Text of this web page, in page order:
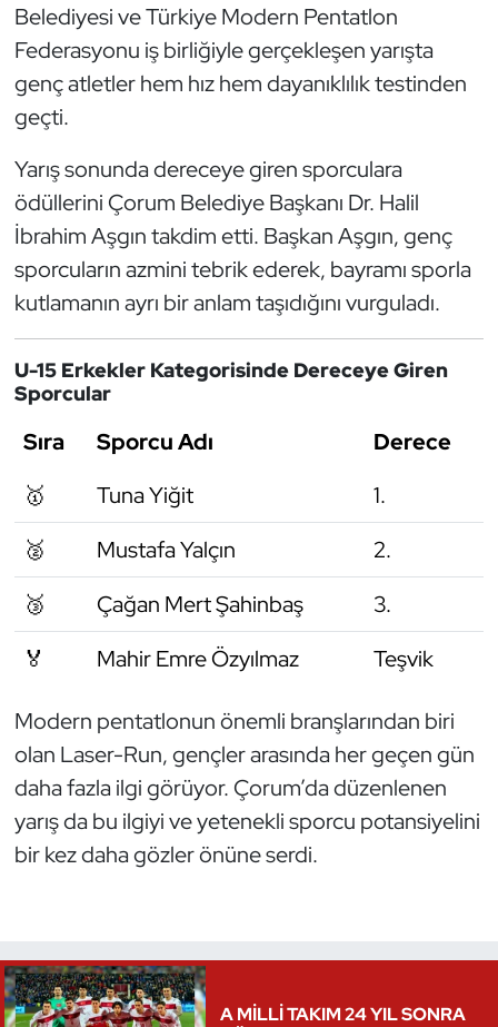
Belediyesi ve Türkiye Modern Pentatlon
Federasyonu iş birliğiyle gerçekleşen yarışta
genç atletler hem hız hem dayanıklılık testinden
geçti.
Yarış sonunda dereceye giren sporculara
ödüllerini Çorum Belediye Başkanı Dr. Halil
İbrahim Aşgın takdim etti. Başkan Aşgın, genç
sporcuların azmini tebrik ederek, bayramı sporla
kutlamanın ayrı bir anlam taşıdığını vurguladı.
U-15 Erkekler Kategorisinde Dereceye Giren
Sporcular
Sıra Sporcu Adı
Derece
🥇
Tuna Yiğit
1.
🥈
Mustafa Yalçın
2.
🥉
Çağan Mert Şahinbaş
3.
🏅
Mahir Emre Özyılmaz Teşvik
Modern pentatlonun önemli branşlarından biri
olan Laser-Run, gençler arasında her geçen gün
daha fazla ilgi görüyor. Çorum’da düzenlenen
yarış da bu ilgiyi ve yetenekli sporcu potansiyelini
bir kez daha gözler önüne serdi.
A MİLLİ TAKIM 24 YIL SONRA
Güreş
Halter
Hentbol
İşitme Engelli Sporcular
Judo ve Kuraş
Kano ve Rafting
Karate
Kayak
Kempo
Kick Boks
Kürek
Masa Tenisi
Modern Pentatlon
Motor Sporları
Optimist